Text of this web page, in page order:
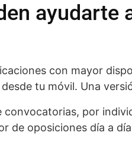
ayudarte
con mayor
tu móvil. Una
por
de oposiciones día a